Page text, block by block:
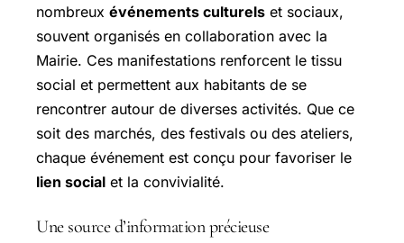
nombreux événements culturels et sociaux,
souvent organisés en collaboration avec la
Mairie. Ces manifestations renforcent le tissu
social et permettent aux habitants de se
rencontrer autour de diverses activités. Que ce
soit des marchés, des festivals ou des ateliers,
chaque événement est conçu pour favoriser le
lien social et la convivialité.
Une source d’information précieuse